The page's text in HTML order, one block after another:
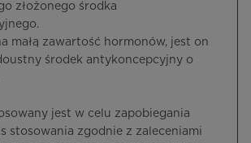
złożonego środka
małą zawartość hormonów, jest on
środek antykoncepcyjny o
jest w celu zapobiegania
stosowania zgodnie z zaleceniami